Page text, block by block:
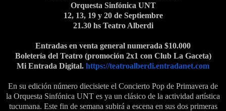
Orquesta Sinfónica UNT
12, 13, 19 y 20 de Septiembre
21.30 hs Teatro Alberdi
Entradas en venta general numerada $10.000
Boletería del Teatro (promoción 2x1 con Club La Gaceta)
Mi Entrada Digital. https://teatroalberdi.entradanet.com
En su edición número diecisiete el Concierto Pop de Primavera de
la Orquesta Sinfónica UNT es ya un clásico de la actividad artística
tucumana. Este fin de semana subirá a escena en sus dos primeras